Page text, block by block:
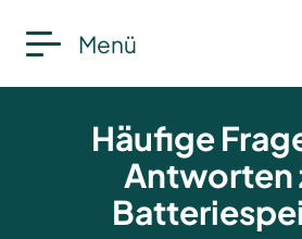
Menü
Häufige
Antworten